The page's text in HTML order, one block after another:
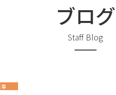
ブログ
Staff Blog